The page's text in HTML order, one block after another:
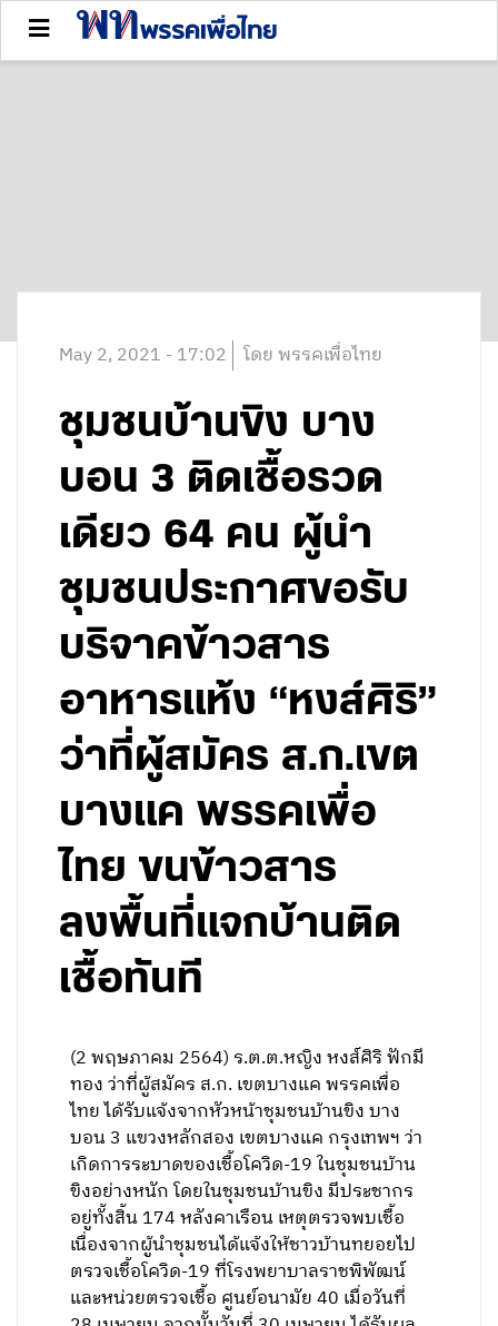
May 2, 2021 - 17:02 โดย พรรคเพื่อไทย
ชุมชนบ้านขิง บาง
บอน 3 ติดเชื้อรวด
เดียว 64 คน ผู้นำ
ชุมชนประกาศขอรับ
บริจาคข้าวสาร
อาหารแห้ง “หงส์ศิริ”
ว่าที่ผู้สมัคร ส.ก.เขต
บางแค พรรคเพื่อ
ไทย ขนข้าวสาร
ลงพื้นที่แจกบ้านติด
เชื้อทันที
(2 พฤษภาคม 2564) ร.ต.ต.หญิง หงส์ศิริ ฟักมี
ทอง ว่าที่ผู้สมัคร ส.ก. เขตบางแค พรรคเพื่อ
ไทย ได้รับแจ้งจากหัวหน้าชุมชนบ้านขิง บาง
บอน 3 แขวงหลักสอง เขตบางแค กรุงเทพฯ ว่า
เกิดการระบาดของเชื้อโควิด-19 ในชุมชนบ้าน
ขิงอย่างหนัก โดยในชุมชนบ้านขิง มีประชากร
อยู่ทั้งสิ้น 174 หลังคาเรือน เหตุตรวจพบเชื้อ
เนื่องจากผู้นำชุมชนได้แจ้งให้ชาวบ้านทยอยไป
ตรวจเชื้อโควิด-19 ที่โรงพยาบาลราชพิพัฒน์
และหน่วยตรวจเชื้อ ศูนย์อนามัย 40 เมื่อวันที่